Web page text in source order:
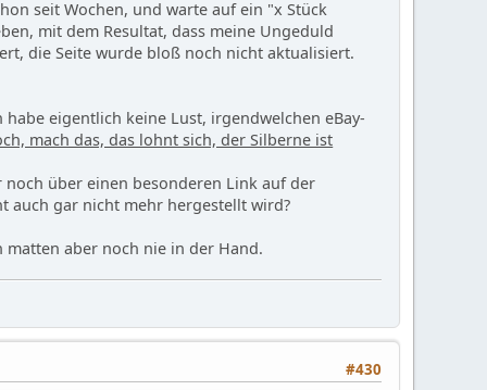
seit Wochen, und warte auf ein "x Stück
mit dem Resultat, dass meine Ungeduld
die Seite wurde bloß noch nicht aktualisiert.
eigentlich keine Lust, irgendwelchen eBay-
mach das, das lohnt sich, der Silberne ist
über einen besonderen Link auf der
auch gar nicht mehr hergestellt wird?
aber noch nie in der Hand.
#430